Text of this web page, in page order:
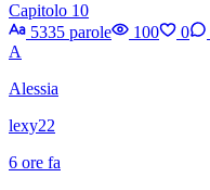
Capitolo 10
5335 parole
100 0
A
Alessia
lexy22
6 ore fa